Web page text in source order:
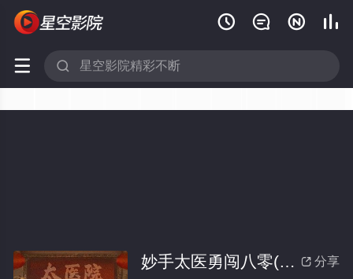
   
 
 分享
妙手太医勇闯八零(全集)